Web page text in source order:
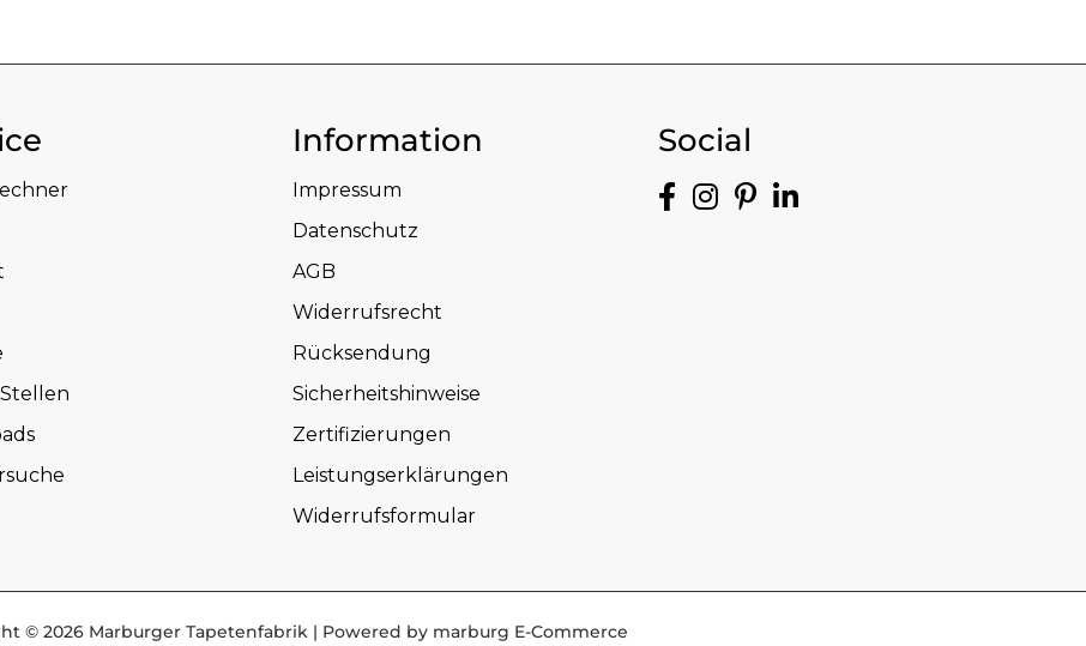
Information
Impressum
Datenschutz
AGB
Widerrufsrecht
Rücksendung
Sicherheitshinweise
Zertifizierungen
Leistungserklärungen
Widerrufsformular
Social
© 2026 Marburger Tapetenfabrik | Powered by marburg E-Commerce